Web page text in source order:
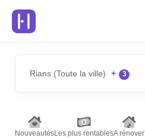
Rians (Toute la ville) + 3
NouveautésLes plus rentablesA rénover